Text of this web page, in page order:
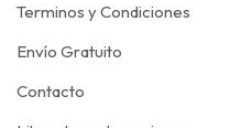
Terminos y Condiciones
Envío Gratuito
Contacto